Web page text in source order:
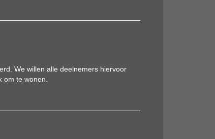
We willen alle deelnemers hiervoor
te wonen.